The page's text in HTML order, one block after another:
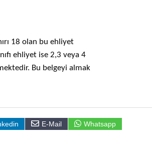
18 olan bu ehliyet
ehliyet ise 2,3 veya 4
Bu belgeyi almak
E-Mail Whatsapp